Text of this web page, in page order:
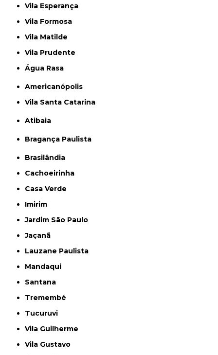
Vila Esperança
Vila Formosa
Vila Matilde
Vila Prudente
Água Rasa
Americanópolis
Vila Santa Catarina
Atibaia
Bragança Paulista
Brasilândia
Cachoeirinha
Casa Verde
Imirim
Jardim São Paulo
Jaçanã
Lauzane Paulista
Mandaqui
Santana
Tremembé
Tucuruvi
Vila Guilherme
Vila Gustavo